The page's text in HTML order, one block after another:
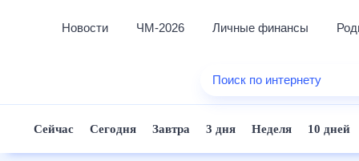
Новости ЧМ-2026 Личные финансы
Еда
Поиск по интернету
Сейчас Сегодня Завтра 3 дня Неделя 10 дней